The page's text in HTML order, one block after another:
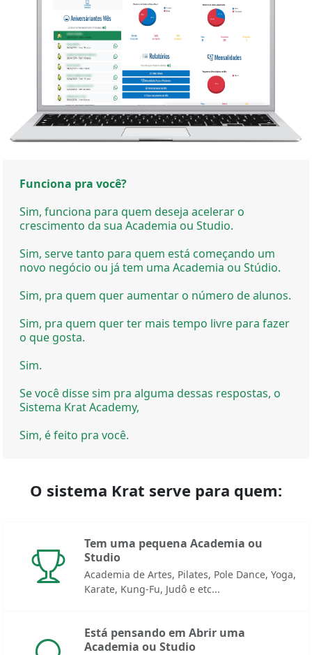
Funciona pra você?
Sim, funciona para quem deseja acelerar o
crescimento da sua Academia ou Studio.
Sim, serve tanto para quem está começando um
novo negócio ou já tem uma Academia ou Stúdio.
Sim, pra quem quer aumentar o número de alunos.
Sim, pra quem quer ter mais tempo livre para fazer
o que gosta.
Sim.
Se você disse sim pra alguma dessas respostas, o
Sistema Krat Academy,
Sim, é feito pra você.
O sistema Krat serve para quem:
Tem uma pequena Academia ou
Studio
Academia de Artes, Pilates, Pole Dance, Yoga,
Karate, Kung-Fu, Judô e etc...
Está pensando em Abrir uma
Academia ou Studio